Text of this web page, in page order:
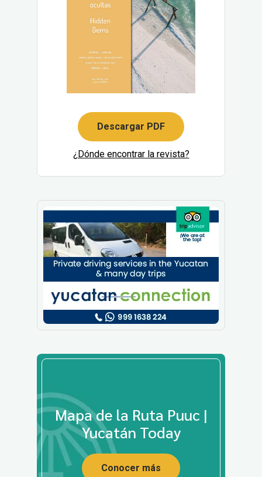
Descargar PDF
¿Dónde encontrar la revista?
Mapa de la Ruta Puuc |
Yucatán Today
Conocer más